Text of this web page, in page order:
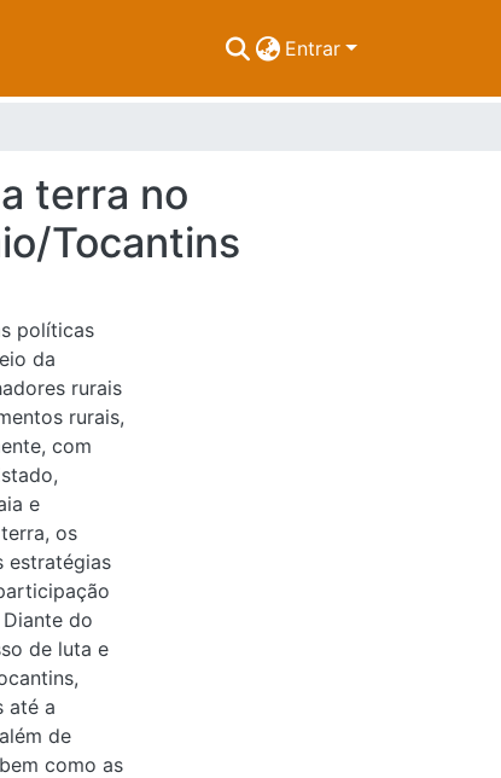
Entrar
terra no
Tocantins
políticas
da
rurais
rurais,
com
e
os
estratégias
do
de luta e
até a
de
como as